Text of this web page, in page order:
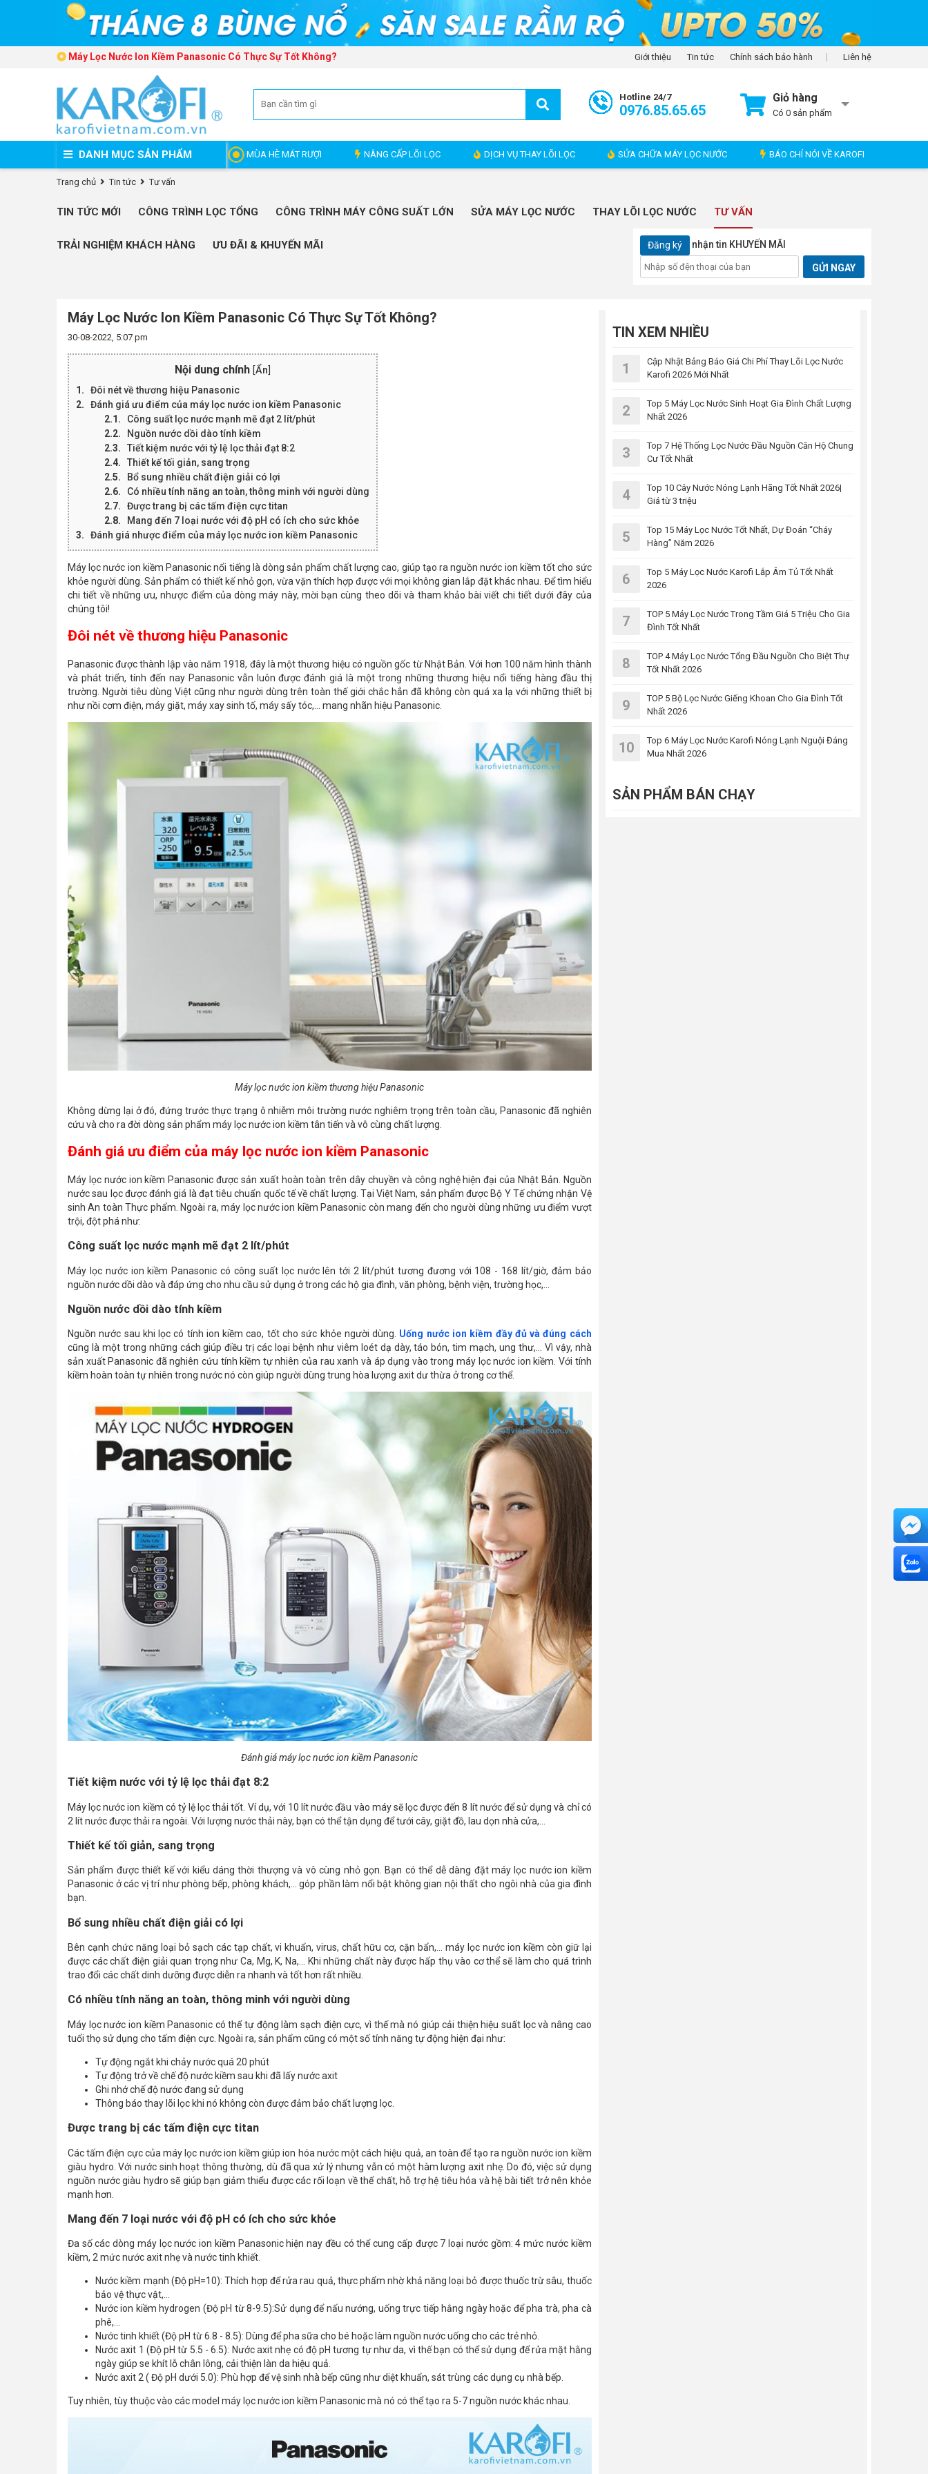
Giới thiệu Tin tức Chính sách bảo hành Liên hệ
Máy Lọc Nước Ion Kiềm Panasonic Có Thực Sự Tốt Không?
Hotline 24/7
0976.85.65.65
Giỏ hàng
Có 0 sản phẩm
DANH MỤC SẢN PHẨM MÙA HÈ MÁT RƯỢI NÂNG CẤP LÕI LỌC DỊCH VỤ THAY LÕI LỌC SỬA CHỮA MÁY LỌC NƯỚC BÁO CHÍ NÓI VỀ KAROFI
Trang chủ Tin tức Tư vấn
TIN TỨC MỚI CÔNG TRÌNH LỌC TỔNG CÔNG TRÌNH MÁY CÔNG SUẤT LỚN SỬA MÁY LỌC NƯỚC THAY LÕI LỌC NƯỚC TƯ VẤN
TRẢI NGHIỆM KHÁCH HÀNG ƯU ĐÃI & KHUYẾN MÃI Đăng ký nhận tin KHUYẾN MÃI
GỬI NGAY
Máy Lọc Nước Ion Kiềm Panasonic Có Thực Sự Tốt Không?
30-08-2022, 5:07 pm
Nội dung chính [Ẩn
Đôi nét về thương hiệu Panasonic
Đánh giá ưu điểm của máy lọc nước ion kiềm Panasonic
Công suất lọc nước mạnh mẽ đạt 2 lít/phút
Nguồn nước dồi dào tính kiềm
Tiết kiệm nước với tỷ lệ lọc thải đạt 8:2
Thiết kế tối giản, sang trọng
Bổ sung nhiều chất điện giải có lợi
Có nhiều tính năng an toàn, thông minh với người dùng
Được trang bị các tấm điện cực titan
Mang đến 7 loại nước với độ pH có ích cho sức khỏe
Đánh giá nhược điểm của máy lọc nước ion kiềm Panasonic
Máy lọc nước ion kiềm Panasonic nổi tiếng là dòng sản phẩm chất lượng cao, giúp tạo ra nguồn nước ion kiềm tốt cho sức
khỏe người dùng. Sản phẩm có thiết kế nhỏ gọn, vừa vặn thích hợp được với mọi không gian lắp đặt khác nhau. Để tìm hiểu
chi tiết về những ưu, nhược điểm của dòng máy này, mời bạn cùng theo dõi và tham khảo bài viết chi tiết dưới đây của
chúng tôi!
Đôi nét về thương hiệu Panasonic
Panasonic được thành lập vào năm 1918, đây là một thương hiệu có nguồn gốc từ Nhật Bản. Với hơn 100 năm hình thành
và phát triển, tính đến nay Panasonic vẫn luôn được đánh giá là một trong những thương hiệu nổi tiếng hàng đầu thị
trường. Người tiêu dùng Việt cũng như người dùng trên toàn thế giới chắc hẳn đã không còn quá xa lạ với những thiết bị
như nồi cơm điện, máy giặt, máy xay sinh tố, máy sấy tóc,... mang nhãn hiệu Panasonic.
Máy lọc nước ion kiềm thương hiệu Panasonic
Không dừng lại ở đó, đứng trước thực trạng ô nhiễm môi trường nước nghiêm trọng trên toàn cầu, Panasonic đã nghiên
cứu và cho ra đời dòng sản phẩm máy lọc nước ion kiềm tân tiến và vô cùng chất lượng.
Đánh giá ưu điểm của máy lọc nước ion kiềm Panasonic
Máy lọc nước ion kiềm Panasonic được sản xuất hoàn toàn trên dây chuyền và công nghệ hiện đại của Nhật Bản. Nguồn
nước sau lọc được đánh giá là đạt tiêu chuẩn quốc tế về chất lượng. Tại Việt Nam, sản phẩm được Bộ Y Tế chứng nhận Vệ
sinh An toàn Thực phẩm. Ngoài ra, máy lọc nước ion kiềm Panasonic còn mang đến cho người dùng những ưu điểm vượt
trội, đột phá như:
Công suất lọc nước mạnh mẽ đạt 2 lít/phút
Máy lọc nước ion kiềm Panasonic có công suất lọc nước lên tới 2 lít/phút tương đương với 108 - 168 lít/giờ, đảm bảo
nguồn nước dồi dào và đáp ứng cho nhu cầu sử dụng ở trong các hộ gia đình, văn phòng, bệnh viện, trường học,...
Nguồn nước dồi dào tính kiềm
Nguồn nước sau khi lọc có tính ion kiềm cao, tốt cho sức khỏe người dùng. Uống nước ion kiềm đầy đủ và đúng cách
cũng là một trong những cách giúp điều trị các loại bệnh như viêm loét dạ dày, táo bón, tim mạch, ung thư,... Vì vậy, nhà
sản xuất Panasonic đã nghiên cứu tính kiềm tự nhiên của rau xanh và áp dụng vào trong máy lọc nước ion kiềm. Với tính
kiềm hoàn toàn tự nhiên trong nước nó còn giúp người dùng trung hòa lượng axit dư thừa ở trong cơ thể.
Đánh giá máy lọc nước ion kiềm Panasonic
Tiết kiệm nước với tỷ lệ lọc thải đạt 8:2
Máy lọc nước ion kiềm có tỷ lệ lọc thải tốt. Ví dụ, với 10 lít nước đầu vào máy sẽ lọc được đến 8 lít nước để sử dụng và chỉ có
2 lít nước được thải ra ngoài. Với lượng nước thải này, bạn có thể tận dụng để tưới cây, giặt đồ, lau dọn nhà cửa,...
Thiết kế tối giản, sang trọng
Sản phẩm được thiết kế với kiểu dáng thời thượng và vô cùng nhỏ gọn. Bạn có thể dễ dàng đặt máy lọc nước ion kiềm
Panasonic ở các vị trí như phòng bếp, phòng khách,... góp phần làm nổi bật không gian nội thất cho ngôi nhà của gia đình
bạn.
Bổ sung nhiều chất điện giải có lợi
Bên cạnh chức năng loại bỏ sạch các tạp chất, vi khuẩn, virus, chất hữu cơ, cặn bẩn,... máy lọc nước ion kiềm còn giữ lại
được các chất điện giải quan trọng như Ca, Mg, K, Na,... Khi những chất này được hấp thụ vào cơ thể sẽ làm cho quá trình
trao đổi các chất dinh dưỡng được diễn ra nhanh và tốt hơn rất nhiều.
Có nhiều tính năng an toàn, thông minh với người dùng
Máy lọc nước ion kiềm Panasonic có thể tự động làm sạch điện cực, vì thế mà nó giúp cải thiện hiệu suất lọc và nâng cao
tuổi thọ sử dụng cho tấm điện cực. Ngoài ra, sản phẩm cũng có một số tính năng tự động hiện đại như:
Tự động ngắt khi chảy nước quá 20 phút
Tự động trở về chế độ nước kiềm sau khi đã lấy nước axit
Ghi nhớ chế độ nước đang sử dụng
Thông báo thay lõi lọc khi nó không còn được đảm bảo chất lượng lọc.
Được trang bị các tấm điện cực titan
Các tấm điện cực của máy lọc nước ion kiềm giúp ion hóa nước một cách hiệu quả, an toàn để tạo ra nguồn nước ion kiềm
giàu hydro. Với nước sinh hoạt thông thường, dù đã qua xử lý nhưng vẫn có một hàm lượng axit nhẹ. Do đó, việc sử dụng
nguồn nước giàu hydro sẽ giúp bạn giảm thiểu được các rối loạn về thể chất, hỗ trợ hệ tiêu hóa và hệ bài tiết trở nên khỏe
mạnh hơn.
Mang đến 7 loại nước với độ pH có ích cho sức khỏe
Đa số các dòng máy lọc nước ion kiềm Panasonic hiện nay đều có thể cung cấp được 7 loại nước gồm: 4 mức nước kiềm
kiềm, 2 mức nước axit nhẹ và nước tinh khiết.
Nước kiềm mạnh (Độ pH=10): Thích hợp để rửa rau quả, thực phẩm nhờ khả năng loại bỏ được thuốc trừ sâu, thuốc
bảo vệ thực vật,...
Nước ion kiềm hydrogen (Độ pH từ 8-9.5):Sử dụng để nấu nướng, uống trực tiếp hằng ngày hoặc để pha trà, pha cà
phê,...
Nước tinh khiết (Độ pH từ 6.8 - 8.5): Dùng để pha sữa cho bé hoặc làm nguồn nước uống cho các trẻ nhỏ.
Nước axit 1 (Độ pH từ 5.5 - 6.5): Nước axit nhẹ có độ pH tương tự như da, vì thế bạn có thể sử dụng để rửa mặt hằng
ngày giúp se khít lỗ chân lông, cải thiện làn da hiệu quả.
Nước axit 2 ( Độ pH dưới 5.0): Phù hợp để vệ sinh nhà bếp cũng như diệt khuẩn, sát trùng các dụng cụ nhà bếp.
Tuy nhiên, tùy thuộc vào các model máy lọc nước ion kiềm Panasonic mà nó có thể tạo ra 5-7 nguồn nước khác nhau.
TIN XEM NHIỀU
1
Cập Nhật Bảng Báo Giá Chi Phí Thay Lõi Lọc Nước
Karofi 2026 Mới Nhất
2
Top 5 Máy Lọc Nước Sinh Hoạt Gia Đình Chất Lượng
Nhất 2026
3
Top 7 Hệ Thống Lọc Nước Đầu Nguồn Căn Hộ Chung
Cư Tốt Nhất
4
Top 10 Cây Nước Nóng Lạnh Hãng Tốt Nhất 2026|
Giá từ 3 triệu
5
Top 15 Máy Lọc Nước Tốt Nhất, Dự Đoán “Cháy
Hàng” Năm 2026
6
Top 5 Máy Lọc Nước Karofi Lắp Âm Tủ Tốt Nhất
2026
7
TOP 5 Máy Lọc Nước Trong Tầm Giá 5 Triệu Cho Gia
Đình Tốt Nhất
8
TOP 4 Máy Lọc Nước Tổng Đầu Nguồn Cho Biệt Thự
Tốt Nhất 2026
9
TOP 5 Bộ Lọc Nước Giếng Khoan Cho Gia Đình Tốt
Nhất 2026
10
Top 6 Máy Lọc Nước Karofi Nóng Lạnh Nguội Đáng
Mua Nhất 2026
SẢN PHẨM BÁN CHẠY